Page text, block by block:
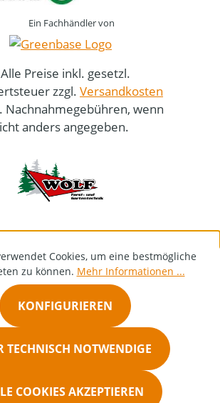
Ein Fachhändler von
Preise inkl. gesetzl.
zzgl. Versandkosten
Nachnahmegebühren, wenn
anders angegeben.
Cookies, um eine bestmögliche
zu können. Mehr Informationen ...
TECHNISCH NOTWENDIGE
KONFIGURIEREN
COOKIES AKZEPTIEREN